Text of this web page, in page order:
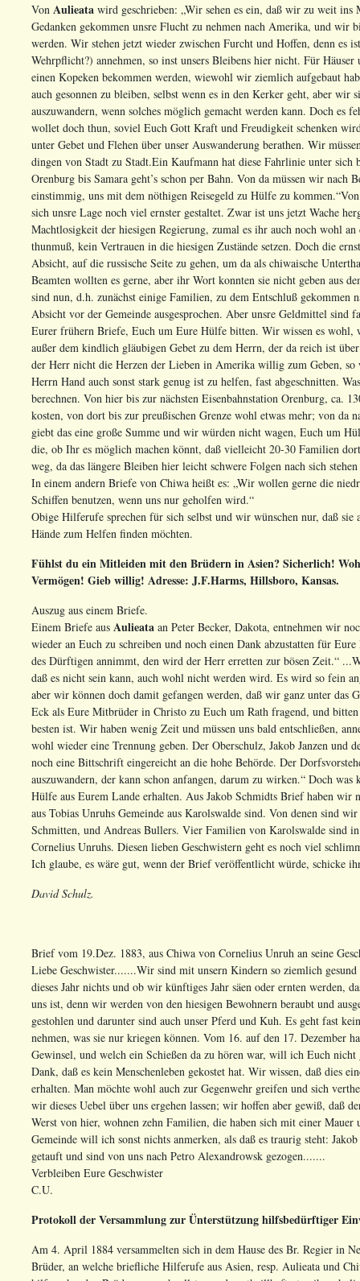
Von Aulieata wird geschrieben: „Wir sehen es ein, daß wir zu weit ins
Gedanken gekommen unsre Flucht zu nehmen nach Amerika, und wir
werden. Wir stehen jetzt wieder zwischen Furcht und Hoffen, denn
Wehrpflicht?) annehmen, so inst unsers Bleibens hier nicht. Für
einen Kopeken bekommen werden, wiewohl wir ziemlich aufgebaut
auch gesonnen zu bleiben, selbst wenn es in den Kerker geht, aber
auszuwandern, wenn solches möglich gemacht werden kann. Doch
wollet doch thun, soviel Euch Gott Kraft und Freudigkeit schenken
unter Gebet und Flehen über unser Auswanderung berathen. Wir
dingen von Stadt zu Stadt.Ein Kaufmann hat diese Fahrlinie unter
Orenburg bis Samara geht’s schon per Bahn. Von da müssen wir nach
einstimmig, uns mit dem nöthigen Reisegeld zu Hülfe zu
sich unsre Lage noch viel ernster gestaltet. Zwar ist uns jetzt Wache
Machtlosigkeit der hiesigen Regierung, zumal es ihr auch noch wohl
thunmuß, kein Vertrauen in die hiesigen Zustände setzen. Doch die
Absicht, auf die russische Seite zu gehen, um da als chiwaische
Beamten wollten es gerne, aber ihr Wort konnten sie nicht geben aus
sind nun, d.h. zunächst einige Familien, zu dem Entschluß gekommen
Absicht vor der Gemeinde ausgesprochen. Aber unsre Geldmittel sind
Eurer frühern Briefe, Euch um Eure Hülfe bitten. Wir wissen es
außer dem kindlich gläubigen Gebet zu dem Herrn, der da reich ist
der Herr nicht die Herzen der Lieben in Amerika willig zum Geben,
Herrn Hand auch sonst stark genug ist zu helfen, fast abgeschnitten.
berechnen. Von hier bis zur nächsten Eisenbahnstation Orenburg, ca.
kosten, von dort bis zur preußischen Grenze wohl etwas mehr; von
giebt das eine große Summe und wir würden nicht wagen, Euch um
die, ob Ihr es möglich machen könnt, daß vielleicht 20-30 Familien
weg, da das längere Bleiben hier leicht schwere Folgen nach sich
In einem andern Briefe von Chiwa heißt es: „Wir wollen gerne die
Schiffen benutzen, wenn uns nur geholfen wird.“
Obige Hilferufe sprechen für sich selbst und wir wünschen nur, daß
Hände zum Helfen finden möchten.
Fühlst du ein Mitleiden mit den Brüdern in Asien? Sicherlich!
Vermögen! Gieb willig! Adresse: J.F.Harms, Hillsboro, Kansas.
Auszug aus einem Briefe.
Einem Briefe aus Aulieata an Peter Becker, Dakota, entnehmen wir
wieder an Euch zu schreiben und noch einen Dank abzustatten für
des Dürftigen annimmt, den wird der Herr erretten zur bösen Zeit.“
daß es nicht sein kann, auch wohl nicht werden wird. Es wird so fein
aber wir können doch damit gefangen werden, daß wir ganz unter
Eck als Eure Mitbrüder in Christo zu Euch um Rath fragend, und
besten ist. Wir haben wenig Zeit und müssen uns bald entschließen,
wohl wieder eine Trennung geben. Der Oberschulz, Jakob Janzen und
noch eine Bittschrift eingereicht an die hohe Behörde. Der
auszuwandern, der kann schon anfangen, darum zu wirken.“ Doch
Hülfe aus Eurem Lande erhalten. Aus Jakob Schmidts Brief haben
aus Tobias Unruhs Gemeinde aus Karolswalde sind. Von denen sind
Schmitten, und Andreas Bullers. Vier Familien von Karolswalde sind
Cornelius Unruhs. Diesen lieben Geschwistern geht es noch viel
Ich glaube, es wäre gut, wenn der Brief veröffentlicht würde, schicke
David Schulz.
Brief vom 19.Dez. 1883, aus Chiwa von Cornelius Unruh an seine
Liebe Geschwister.......Wir sind mit unsern Kindern so ziemlich
dieses Jahr nichts und ob wir künftiges Jahr säen oder ernten werden,
uns ist, denn wir werden von den hiesigen Bewohnern beraubt und
gestohlen und darunter sind auch unser Pferd und Kuh. Es geht fast
nehmen, was sie nur kriegen können. Vom 16. auf den 17. Dezember
Gewinsel, und welch ein Schießen da zu hören war, will ich Euch
Dank, daß es kein Menschenleben gekostet hat. Wir wissen, daß dies
erhalten. Man möchte wohl auch zur Gegenwehr greifen und sich
wir dieses Uebel über uns ergehen lassen; wir hoffen aber gewiß,
Werst von hier, wohnen zehn Familien, die haben sich mit einer
Gemeinde will ich sonst nichts anmerken, als daß es traurig steht:
getauft und sind von uns nach Petro Alexandrowsk gezogen.......
Verbleiben Eure Geschwister
C.U.
Protokoll der Versammlung zur Ünterstützung hilfsbedürftiger
Am 4. April 1884 versammelten sich in dem Hause des Br. Regier in
Brüder, an welche briefliche Hilferufe aus Asien, resp. Aulieata und